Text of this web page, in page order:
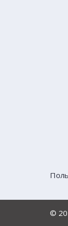
©